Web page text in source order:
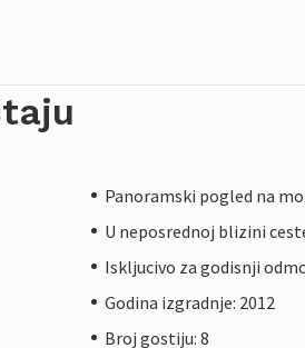
Panoramski pogled na
U neposrednoj blizini
Iskljucivo za godisnji
Godina izgradnje: 2012
Broj gostiju: 8